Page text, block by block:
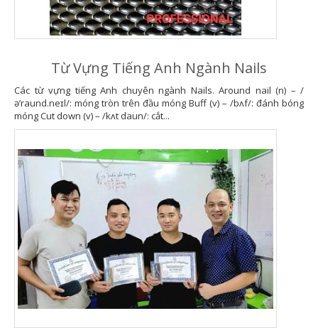
Từ Vựng Tiếng Anh Ngành Nails
Các từ vựng tiếng Anh chuyên ngành Nails. Around nail (n) – /
ə’raund.neɪl/: móng tròn trên đầu móng Buff (v) – /bʌf/: đánh bóng
móng Cut down (v) – /kʌt daun/: cắt...